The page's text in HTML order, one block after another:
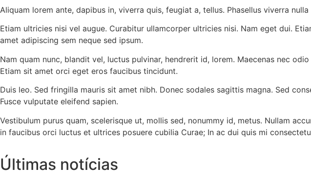
Aliquam lorem ante, dapibus in, viverra quis, feugiat a, tellus. Phasellus viverra
Etiam ultricies nisi vel augue. Curabitur ullamcorper ultricies nisi. Nam eget dui.
amet adipiscing sem neque sed ipsum.
Nam quam nunc, blandit vel, luctus pulvinar, hendrerit id, lorem. Maecenas nec
Etiam sit amet orci eget eros faucibus tincidunt.
Duis leo. Sed fringilla mauris sit amet nibh. Donec sodales sagittis magna. Sed
Fusce vulputate eleifend sapien.
Vestibulum purus quam, scelerisque ut, mollis sed, nonummy id, metus. Nullam
in faucibus orci luctus et ultrices posuere cubilia Curae; In ac dui quis mi
Últimas notícias